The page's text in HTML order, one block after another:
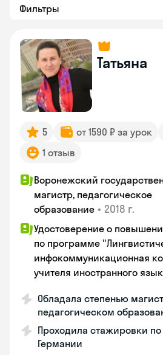
Фильтры
Татьяна
5 от 1590 ₽ за урок
1 отзыв
Воронежский
магистр, педагогическое
образование • 2018 г.
Удостоверение о
по программе
инфокоммуникационная
учителя иностранного
Обладала степенью
педагогическом
Проходила стажировки
Германии